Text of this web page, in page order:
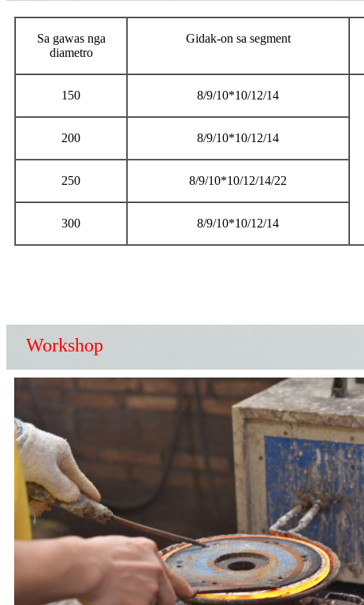
Sa gawas nga
diametro
Gidak-on sa segment
150 8/9/10*10/12/14
200 8/9/10*10/12/14
250 8/9/10*10/12/14/22
300 8/9/10*10/12/14
Workshop